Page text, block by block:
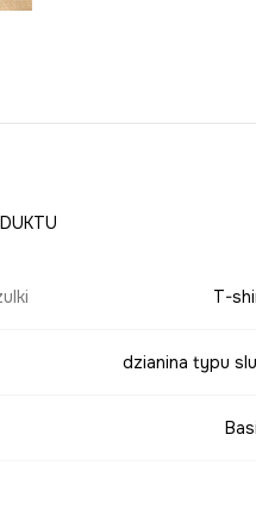
T-
dzianina typu